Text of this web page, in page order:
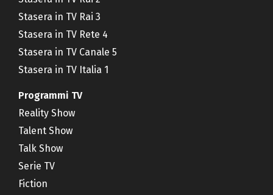
Stasera in TV Rai 3
Stasera in TV Rete 4
Stasera in TV Canale 5
Stasera in TV Italia 1
Programmi TV
Reality Show
Talent Show
Talk Show
Serie TV
Fiction